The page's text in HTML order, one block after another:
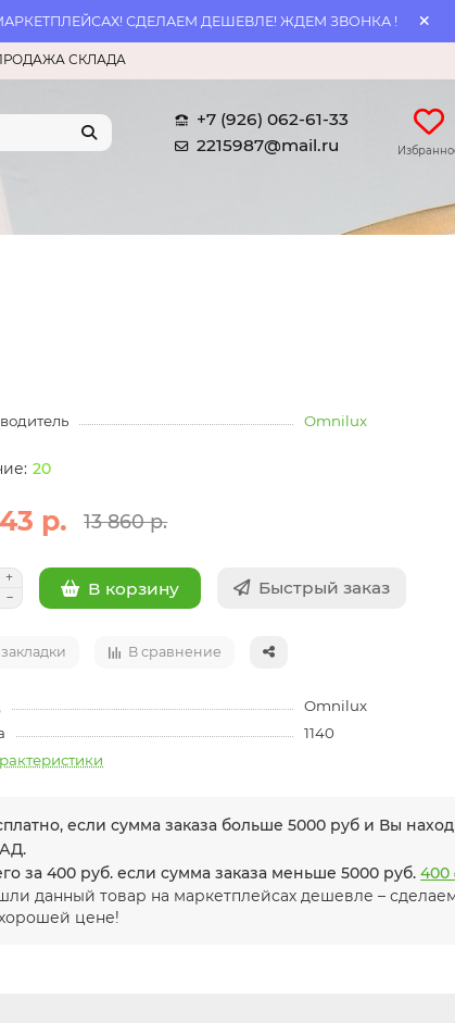
СДЕЛАЕМ ДЕШЕВЛЕ! ЖДЕМ ЗВОНКА !
СКЛАДА
+7 (926) 062-61-33
2215987@mail.ru
Omnilux
20
р. 13 860 р.
В корзину Быстрый заказ
В сравнение
Omnilux
1140
если сумма заказа больше 5000 руб и Вы
за 400 руб. если сумма заказа меньше 5000 руб.400
данный товар на маркетплейсах дешевле –
цене!